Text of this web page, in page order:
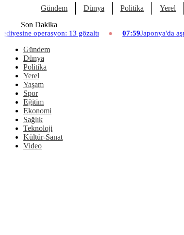
Gündem Dünya Politika Yerel
Son Dakika
07:59Japonya'da aşırı sıcaklar nedeniyle
Gündem
Dünya
Politika
Yerel
Yaşam
Spor
Eğitim
Ekonomi
Sağlık
Teknoloji
Kültür-Sanat
Video